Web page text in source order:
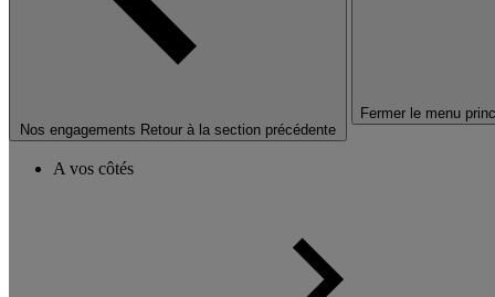
Nos engagements Retour à la section précédente
Fermer le menu
A vos côtés